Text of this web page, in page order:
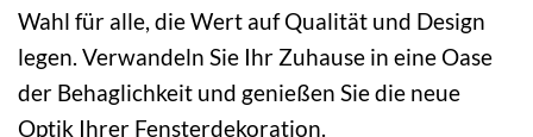
Wahl für alle, die Wert auf Qualität und Design
legen. Verwandeln Sie Ihr Zuhause in eine Oase
der Behaglichkeit und genießen Sie die neue
Optik Ihrer Fensterdekoration.